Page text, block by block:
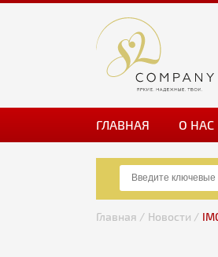
ГЛАВНАЯ О НАС
Главная / Новости /